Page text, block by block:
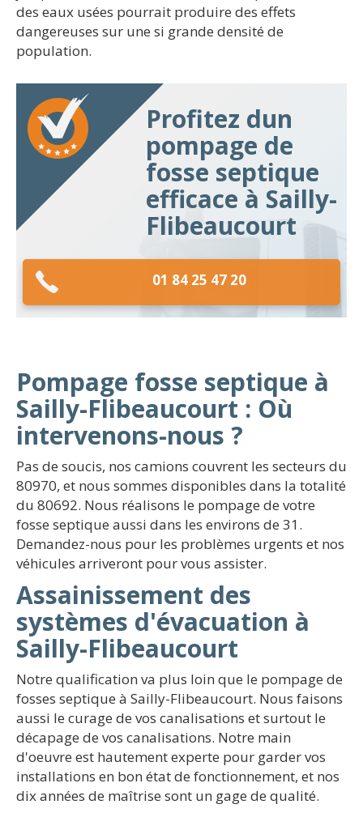
des eaux usées pourrait produire des effets
dangereuses sur une si grande densité de
population.
Profitez dun
pompage de
fosse septique
efficace à Sailly-
Flibeaucourt
01 84 25 47 20
Pompage fosse septique à
Sailly-Flibeaucourt : Où
intervenons-nous ?
Pas de soucis, nos camions couvrent les secteurs du
80970, et nous sommes disponibles dans la totalité
du 80692. Nous réalisons le pompage de votre
fosse septique aussi dans les environs de 31.
Demandez-nous pour les problèmes urgents et nos
véhicules arriveront pour vous assister.
Assainissement des
systèmes d'évacuation à
Sailly-Flibeaucourt
Notre qualification va plus loin que le pompage de
fosses septique à Sailly-Flibeaucourt. Nous faisons
aussi le curage de vos canalisations et surtout le
décapage de vos canalisations. Notre main
d'oeuvre est hautement experte pour garder vos
installations en bon état de fonctionnement, et nos
dix années de maîtrise sont un gage de qualité.